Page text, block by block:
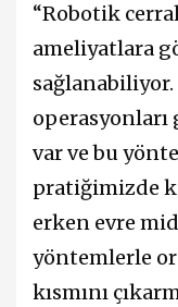
“Robotik
ameliyatlara
operasyonları
var ve bu
pratiğimizde
erken evre
yöntemlerle
kısmını